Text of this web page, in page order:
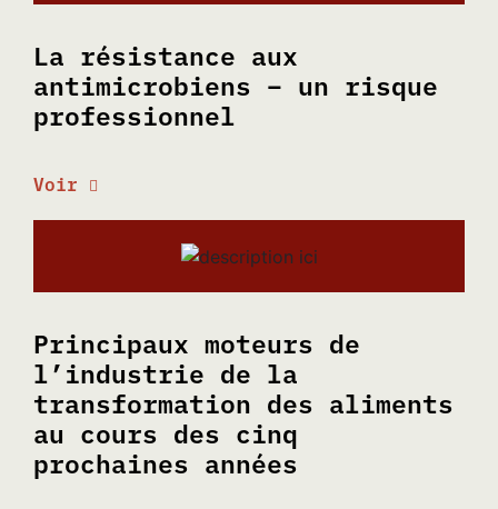
La résistance aux
antimicrobiens – un risque
professionnel
Voir
Principaux moteurs de
l’industrie de la
transformation des aliments
au cours des cinq
prochaines années